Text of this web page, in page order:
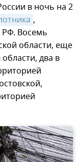
в ночь на 2
,
Восемь
области, еще
два в